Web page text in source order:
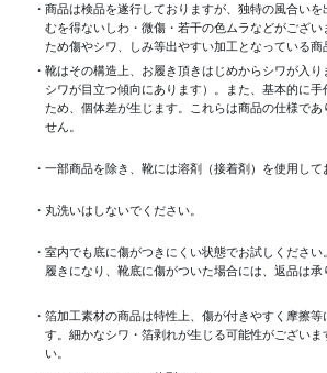
・商品は検品を遂行しておりますが、独特の風合い
むを得ないしわ・微傷・若干の色ムラなどがござい
ため傷やシワ、しみ等出やすい加工となっている商
・靴はその構造上、お履き頂きはじめからシワが入
シワが目立つ傾向にあります）。また、基本的に
ため、個体差が生じます。これらは商品の仕様であ
せん。
・一部商品を除き、靴には溶剤（接着剤）を使用して
・丸洗いはしないでください。
・室内でも底に傷がつきにくい状態でお試しくださ
履きになり、靴底に傷がついた場合には、返品は承
・箔加工素材の商品は特性上、傷が付きやすく摩擦
す。細かなシワ・箔剥れが生じる可能性がございま
い。